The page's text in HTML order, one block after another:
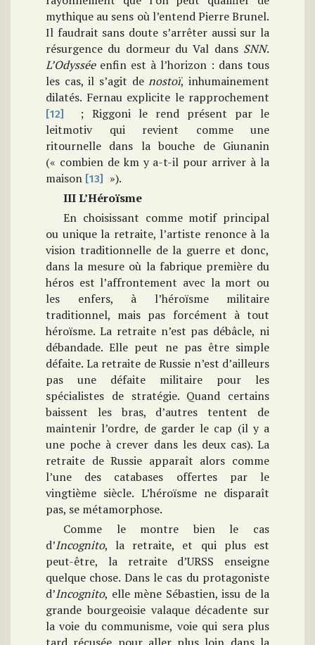
mythique au sens où l’entend Pierre Brunel.
Il faudrait sans doute s’arrêter aussi sur la
résurgence du dormeur du Val dans SNN.
L’Odysséeenfin est à l’horizon : dans tous
les cas, il s’agit denostoï, inhumainement
dilatés. Fernau explicite le rapprochement
[12]
; Riggoni le rend présent par le
leitmotiv qui revient comme une
ritournelle dans la bouche de Giunanin
(« combien de km y a-t-il pour arriver à la
maison [13]
»).
III L’Héroïsme
En choisissant comme motif principal
ou unique la retraite, l’artiste renonce à la
vision traditionnelle de la guerre et donc,
dans la mesure où la fabrique première du
héros est l’affrontement avec la mort ou
les enfers, à l’héroïsme militaire
traditionnel, mais pas forcément à tout
héroïsme. La retraite n’est pas débâcle, ni
débandade. Elle peut ne pas être simple
défaite. La retraite de Russie n’est d’ailleurs
pas une défaite militaire pour les
spécialistes de stratégie. Quand certains
baissent les bras, d’autres tentent de
maintenir l’ordre, de garder le cap (il y a
une poche à crever dans les deux cas). La
retraite de Russie apparaît alors comme
l’une des catabases offertes par le
vingtième siècle. L’héroïsme ne disparaît
pas, se métamorphose.
Comme le montre bien le cas
d’Incognito, la retraite, et qui plus est
peut-être, la retraite d’URSS enseigne
quelque chose. Dans le cas du protagoniste
d’Incognito, elle mène Sébastien, issu de la
grande bourgeoisie valaque décadente sur
la voie du communisme, voie qui sera plus